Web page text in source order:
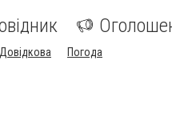
Довідкова Погода